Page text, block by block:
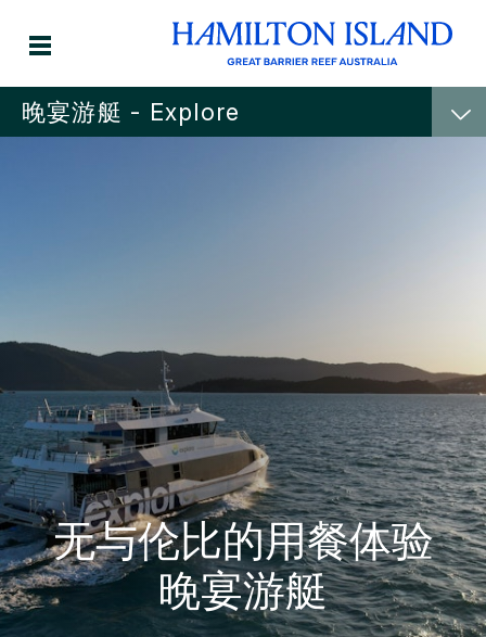
晚宴游艇 - Explore
无与伦比的用餐体验
晚宴游艇